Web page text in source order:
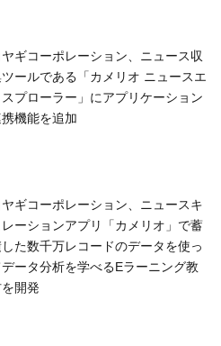
ヤギコーポレーション、ニュース収
ールである「カメリオ ニュースエ
スプローラー」にアプリケーション
機能を追加
ヤギコーポレーション、ニュースキ
レーションアプリ「カメリオ」で蓄
た数千万レコードのデータを使っ
データ分析を学べるEラーニング教
開発